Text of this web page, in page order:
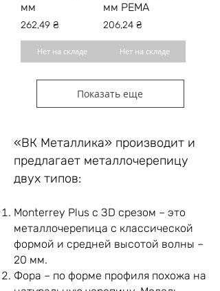
мм
Цена
262,49 ₴
Нет на складе
мм РЕМА
Цена
206,24 ₴
Нет на складе
Показать еще
«ВК Металлика» производит и
предлагает металлочерепицу
двух типов:
Monterrey Plus с ЗD срезом – это
металлочерепица с классической
формой и средней высотой волны –
20 мм.
Фора – по форме профиля похожа на